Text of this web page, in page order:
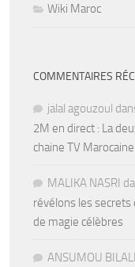
Wiki Maroc
COMMENTAIRES
jalal agouzoul
2M en direct : La
chaine TV Marocaine
MALIKA NASRI
révélons les secrets
de magie célèbres
ANSUMOU BILALI